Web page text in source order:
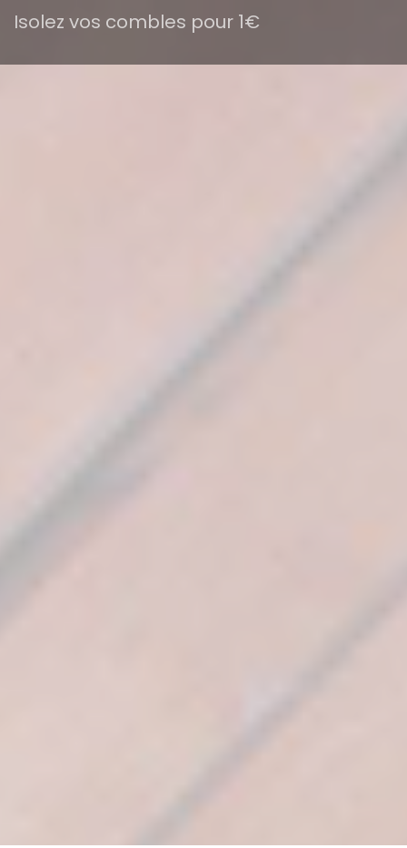
Isolez vos combles pour 1€